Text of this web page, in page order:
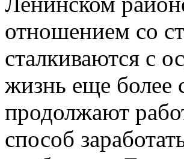
отношением со
сталкиваются с
жизнь еще более
продолжают
способ